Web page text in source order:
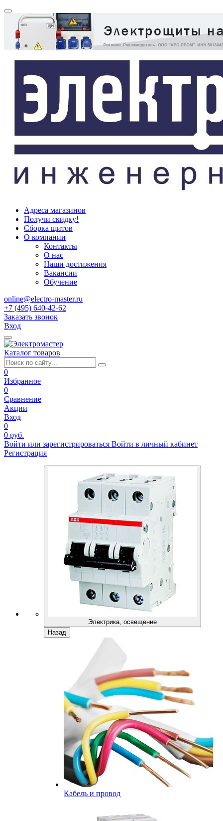
Адреса магазинов
Получи скидку!
Сборка щитов
О компании
Контакты
О нас
Наши достижения
Вакансии
Обучение
online@electro-master.ru
+7 (495) 640-42-62
Заказать звонок
Вход
Каталог товаров
0
Избранное
0
Сравнение
Акции
Вход
0
0 руб.
Войти или зарегистрироваться Войти в личный кабинет
Регистрация
Электрика, освещение
Назад
Кабель и провод